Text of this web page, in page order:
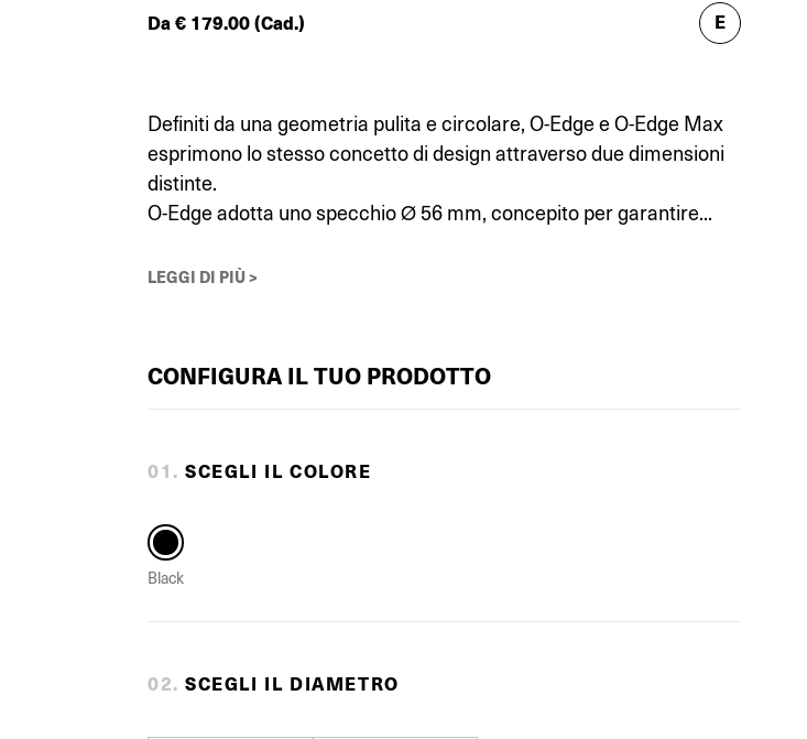
Da€ 179.00(Cad.) E
Definiti da una geometria pulita e circolare, O-Edge e O-Edge Max
esprimono lo stesso concetto di design attraverso due dimensioni
distinte.
O-Edge adotta uno specchio Ø 56 mm, concepito per garantire...
LEGGI DI PIÙ >
CONFIGURA IL TUO PRODOTTO
01 . SCEGLI IL COLORE
Black
02. SCEGLI IL DIAMETRO